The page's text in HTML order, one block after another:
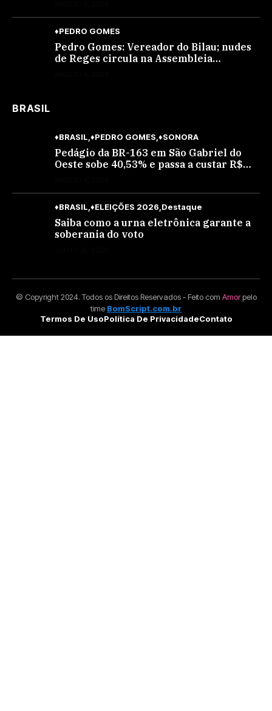
♦PEDRO GOMES
Pedro Gomes: Vereador do Bilau; nudes
de Reges circula na Assembleia
BRASIL
♦BRASIL ♦PEDRO GOMES ♦SONORA
Pedágio da BR-163 em São Gabriel do
Oeste sobe 40,53% e passa a custar R$
♦BRASIL ♦ELEIÇÕES 2026 Destaque
Saiba como a urna eletrônica garante a
soberania do voto
© Copyright 2024. Todos os Direitos Reservados - Feito com Amorpelo
time BomScript.com.br
Termos De UsoPolítica De PrivacidadeContato